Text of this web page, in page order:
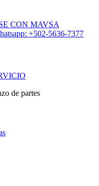
CON MAVSA
+502-5636-7377
de partes